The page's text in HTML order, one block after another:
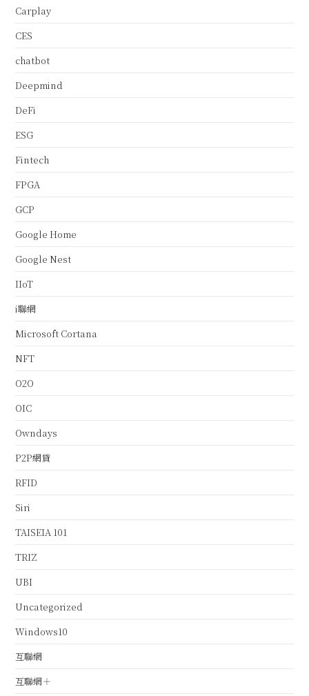
Carplay
CES
chatbot
Deepmind
DeFi
ESG
Fintech
FPGA
GCP
Google Home
Google Nest
IIoT
i聯網
Microsoft Cortana
NFT
O2O
OIC
Owndays
P2P網貸
RFID
Siri
TAISEIA 101
TRIZ
UBI
Uncategorized
Windows10
互聯網
互聯網＋